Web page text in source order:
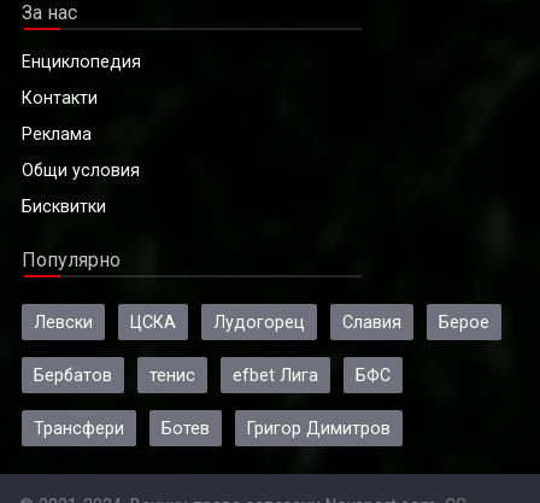
За нас
Енциклопедия
Контакти
Реклама
Общи условия
Бисквитки
Популярно
Левски ЦСКА Лудогорец Славия Берое
Бербатов тенис efbet Лига БФС
Трансфери Ботев Григор Димитров